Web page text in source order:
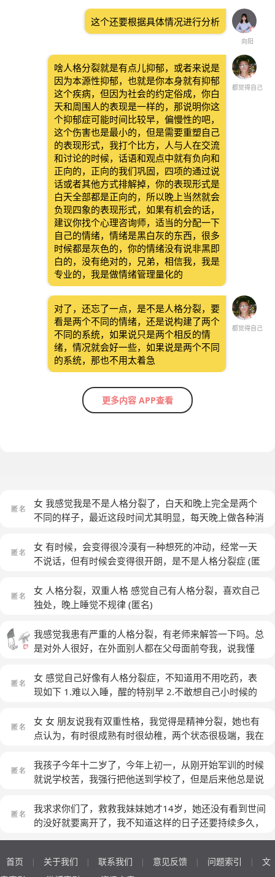
向阳
这个还要根据具体情况进行分析
都觉得自己
啥人格分裂就是有点儿抑郁，或者来说是
因为本源性抑郁，也就是你本身就有抑郁
这个疾病，但因为社会的约定俗成，你白
天和周围人的表现是一样的，那说明你这
个抑郁症可能时间比较早，偏慢性的吧，
这个伤害也是最小的，但是需要重塑自己
的表现形式，我打个比方，人与人在交流
和讨论的时候，话语和观点中就有负向和
正向的，正向的我们巩固，四项的通过说
话或者其他方式排解掉，你的表现形式是
白天全部都是正向的，所以晚上当然就会
负现四象的表现形式，如果有机会的话，
建议你找个心理咨询师，适当的分配一下
自己的情绪，情绪是黑白灰的东西，很多
时候都是灰色的，你的情绪没有说非黑即
白的，没有绝对的，兄弟，相信我，我是
专业的，我是做情绪管理量化的
都觉得自己
对了，还忘了一点，是不是人格分裂，要
看是两个不同的情绪，还是说构建了两个
不同的系统，如果说只是两个相反的情
绪，情况就会好一些，如果说是两个不同
的系统，那也不用太着急
更多内容 APP查看
女 我感觉我是不是人格分裂了，白天和晚上完全是两个
不同的样子，最近这段时间尤其明显，每天晚上做各种消
开始后悔一天，晚上想法特别消极，觉得全世界就我一个
人被所有人丢下。想的也特别多，什么事都要想到不好的
差，入睡时间普遍要两个小时左右，一到了晚上就觉得特
别累特别烦，什么都不想说，觉得每个人都令人讨厌，每
女 有时候，会变得很冷漠有一种想死的冲动，经常一天
不说话，但有时候会变得很开朗，是不是人格分裂症 (匿
女 人格分裂，双重人格 感觉自己有人格分裂，喜欢自己
独处，晚上睡觉不规律 (匿名)
我感觉我患有严重的人格分裂，有老师来解答一下吗。总
是对外人很好，在外面别人都在父母面前夸我，说我懂
过死，看着血流，我回忆以前。居然没有什么温暖的记
忆。我感觉我最欠缺的就是一份来自家庭的肯定。有时候
算别人说不好看我都会穿很久。我不知道我是怎么了
女 感觉自己好像有人格分裂症，不知道用不用吃药，表
现如下 1.难以入睡，醒的特别早 2.不敢想自己小时候的
的不行 3.感觉自己对任何人没有感情，想深处，但是内心
急据抗拒，觉得深处后也没有什么意思 4.渴望团队作战工
与人沟通，心里觉得好累 6.想去死，没有勇气，可是每天
生活的不开心 7.最重要的一点，有时候遇到事情，一边着
不想做任何装逼的事，特别痛恨装逼的事，因为自己做不
来 为什么现在生活的一点动力都没有，还没有当初一穷
女 女 朋友说我有双重性格，我觉得是精神分裂，她也有
点认为，有时很成熟有时很幼稚，两个状态很极端，我在
感觉很压抑，很抑郁。我不知道为什么……(匿名)
我孩子今年十二岁了，今年上初一，从刚开始军训的时候
就说学校苦，我强行把他送到学校了，但是后来他总是说
今年由于疫情的原因，体温高于37.3就不准进教室上课，
所以这半年都没有上课了，前面给他送到学校，后面校医
找老师头疼，老师让他量体温就高，所以也上不了学，所
我求求你们了，救救我妹妹她才14岁，她还没有看到世间
的没好就要离开了，我不知道这样的日子还要持续多久，
也要拼命的去替妹妹争取，曾经我没有保护好她，这一次
首页 | 关于我们 | 联系我们 | 意见反馈 | 问题索引 |
文